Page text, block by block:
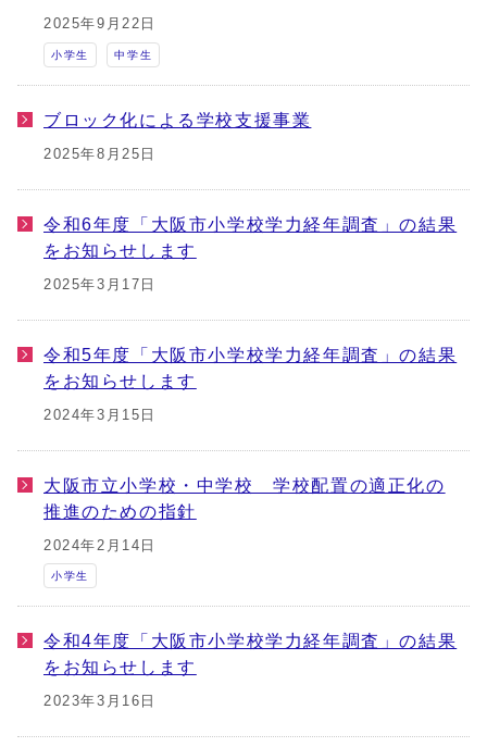
2025年9月22日
小学生 中学生
ブロック化による学校支援事業
2025年8月25日
令和6年度「大阪市小学校学力経年調査」の結果
をお知らせします
2025年3月17日
令和5年度「大阪市小学校学力経年調査」の結果
をお知らせします
2024年3月15日
大阪市立小学校・中学校 学校配置の適正化の
推進のための指針
2024年2月14日
小学生
令和4年度「大阪市小学校学力経年調査」の結果
をお知らせします
2023年3月16日